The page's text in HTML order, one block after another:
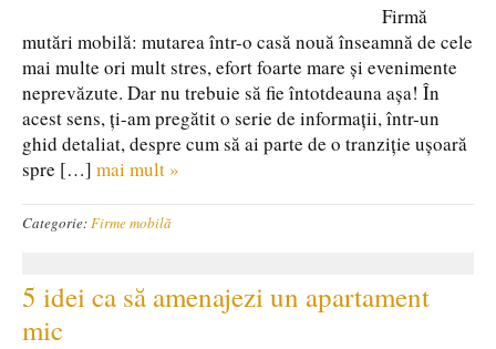
Firmă
mutări mobilă: mutarea într-o casă nouă înseamnă de cele
mai multe ori mult stres, efort foarte mare și evenimente
neprevăzute. Dar nu trebuie să fie întotdeauna așa! În
acest sens, ți-am pregătit o serie de informații, într-un
ghid detaliat, despre cum să ai parte de o tranziție ușoară
spre […] mai mult »
Categorie:Firme mobilă
5 idei ca să amenajezi un apartament
mic